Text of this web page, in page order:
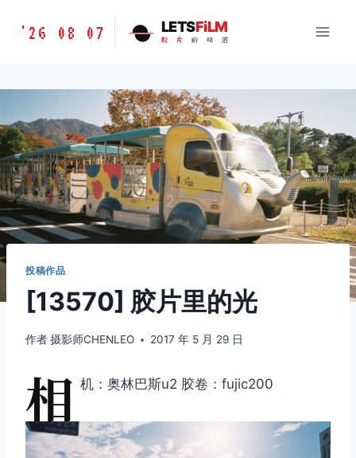
胶
味
LETSFILM
'26 08 07 LETSFiLM
胶 片 的 味 道
投稿作品
[13570] 胶片里的光
作者摄影师CHENLEO 2017 年 5 月 29 日
相 机：奥林巴斯u2 胶卷：fujic200